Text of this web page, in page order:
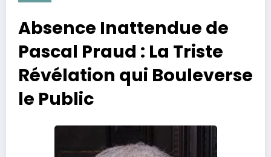
Absence Inattendue de
Pascal Praud : La Triste
Révélation qui Bouleverse
le Public